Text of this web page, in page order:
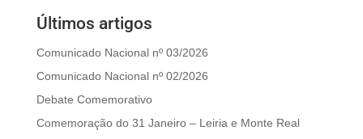
Últimos artigos
Comunicado Nacional nº 03/2026
Comunicado Nacional nº 02/2026
Debate Comemorativo
Comemoração do 31 Janeiro – Leiria e Monte Real